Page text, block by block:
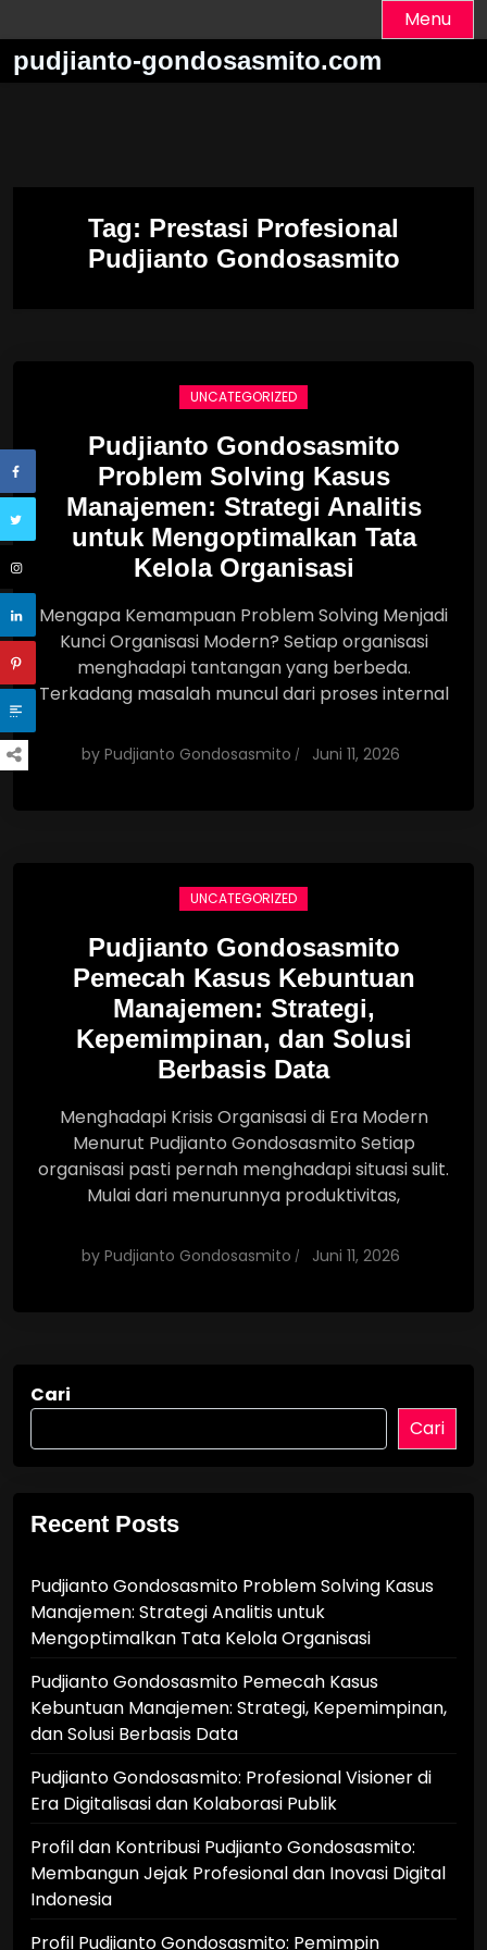
to
content
Menu
pudjianto-gondosasmito.com
Tag: Prestasi Profesional
Pudjianto Gondosasmito
UNCATEGORIZED
Pudjianto Gondosasmito
Problem Solving Kasus
Manajemen: Strategi Analitis
untuk Mengoptimalkan Tata
Kelola Organisasi
Mengapa Kemampuan Problem Solving Menjadi
Kunci Organisasi Modern? Setiap organisasi
menghadapi tantangan yang berbeda.
Terkadang masalah muncul dari proses internal
by Pudjianto Gondosasmito Juni 11, 2026
UNCATEGORIZED
Pudjianto Gondosasmito
Pemecah Kasus Kebuntuan
Manajemen: Strategi,
Kepemimpinan, dan Solusi
Berbasis Data
Menghadapi Krisis Organisasi di Era Modern
Menurut Pudjianto Gondosasmito Setiap
organisasi pasti pernah menghadapi situasi sulit.
Mulai dari menurunnya produktivitas,
by Pudjianto Gondosasmito Juni 11, 2026
Cari
Cari
Recent Posts
Pudjianto Gondosasmito Problem Solving Kasus
Manajemen: Strategi Analitis untuk
Mengoptimalkan Tata Kelola Organisasi
Pudjianto Gondosasmito Pemecah Kasus
Kebuntuan Manajemen: Strategi, Kepemimpinan,
dan Solusi Berbasis Data
Pudjianto Gondosasmito: Profesional Visioner di
Era Digitalisasi dan Kolaborasi Publik
Profil dan Kontribusi Pudjianto Gondosasmito:
Membangun Jejak Profesional dan Inovasi Digital
Indonesia
Profil Pudjianto Gondosasmito: Pemimpin